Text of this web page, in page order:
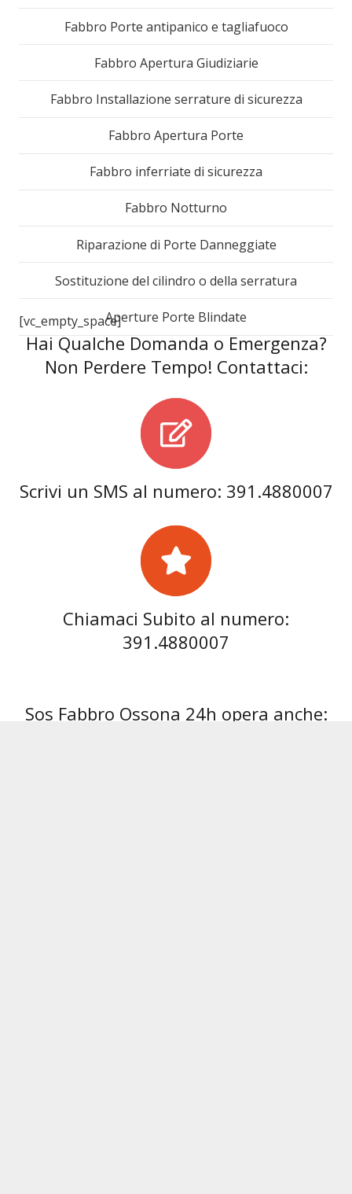
Fabbro Porte antipanico e tagliafuoco
Fabbro Apertura Giudiziarie
Fabbro Installazione serrature di sicurezza
Fabbro Apertura Porte
Fabbro inferriate di sicurezza
Fabbro Notturno
Riparazione di Porte Danneggiate
Sostituzione del cilindro o della serratura
Aperture Porte Blindate
[vc_empty_space]
Hai Qualche Domanda o Emergenza?
Non Perdere Tempo! Contattaci:
Scrivi un SMS al numero: 391.4880007
Chiamaci Subito al numero:
391.4880007
Sos Fabbro Ossona 24h opera anche: